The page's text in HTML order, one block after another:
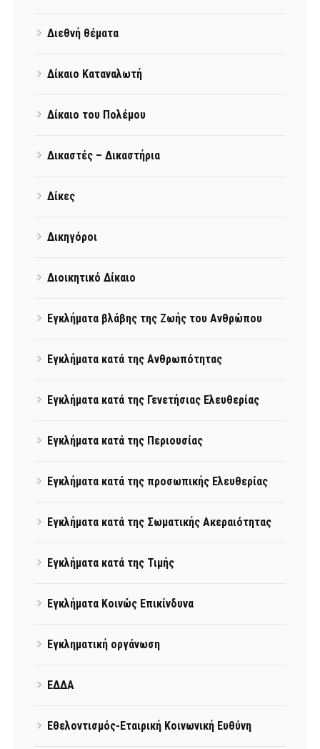
Διεθνή θέματα
Δίκαιο Καταναλωτή
Δίκαιο του Πολέμου
Δικαστές – Δικαστήρια
Δίκες
Δικηγόροι
Διοικητικό Δίκαιο
Εγκλήματα βλάβης της Ζωής του Ανθρώπου
Εγκλήματα κατά της Ανθρωπότητας
Εγκλήματα κατά της Γενετήσιας Ελευθερίας
Εγκλήματα κατά της Περιουσίας
Εγκλήματα κατά της προσωπικής Ελευθερίας
Εγκλήματα κατά της Σωματικής Ακεραιότητας
Εγκλήματα κατά της Τιμής
Εγκλήματα Κοινώς Επικίνδυνα
Εγκληματική οργάνωση
ΕΔΔΑ
Εθελοντισμός-Εταιρική Κοινωνική Ευθύνη